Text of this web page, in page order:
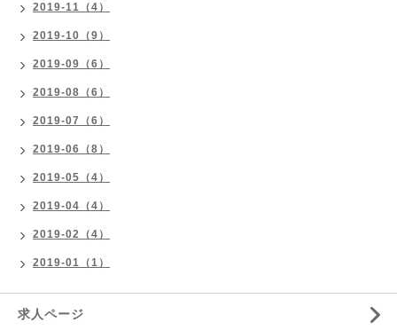
2019-11（4）
2019-10（9）
2019-09（6）
2019-08（6）
2019-07（6）
2019-06（8）
2019-05（4）
2019-04（4）
2019-02（4）
2019-01（1）
求人ページ